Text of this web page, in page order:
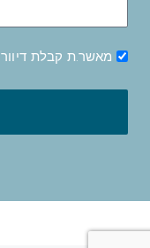
מאשר.ת קבלת דיוור